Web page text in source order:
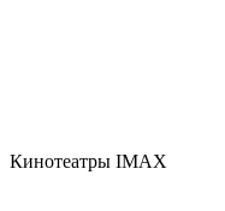
Кинотеатры IMAX